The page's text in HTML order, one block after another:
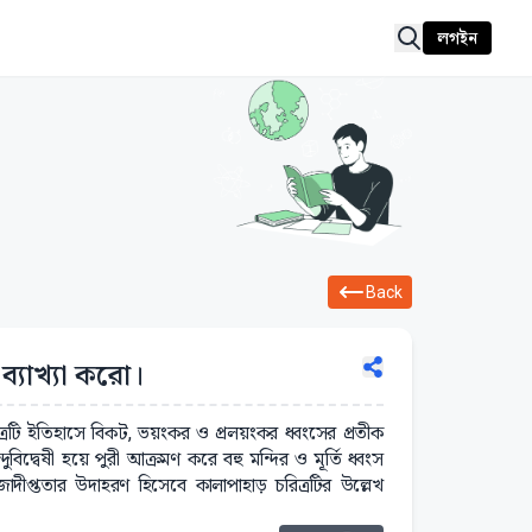
লগইন
Back
করো।
ইতিহাসে বিকট, ভয়ংকর ও প্রলয়ংকর ধ্বংসের প্রতীক
হয়ে পুরী আক্রমণ করে বহু মন্দির ও মূর্তি ধ্বংস
উদাহরণ হিসেবে কালাপাহাড় চরিত্রটির উল্লেখ